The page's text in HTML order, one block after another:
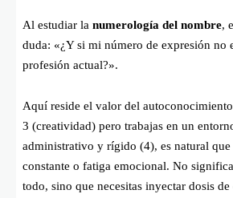
Al estudiar la numerología del nombre,
duda: «¿Y si mi número de expresión no
profesión actual?».
Aquí reside el valor del
3 (creatividad) pero trabajas en un
administrativo y rígido (4), es natural que
constante o fatiga emocional. No
todo, sino que necesitas inyectar dosis